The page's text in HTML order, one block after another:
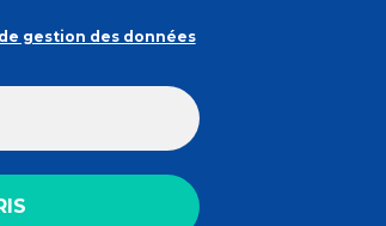
gestion des données